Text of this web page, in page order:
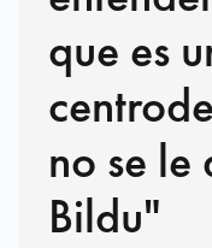
que es
no se le
Bildu"